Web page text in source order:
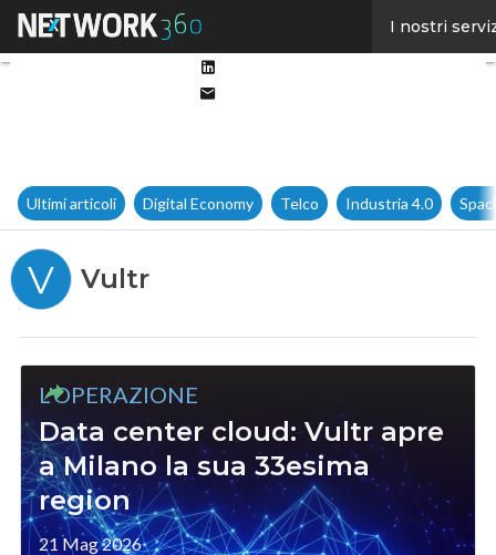
I nostri
Ultimi articoli Digital Economy Telco Industria 4.0
V Vultr
L'OPERAZIONE
Data center cloud: Vultr apre
a Milano la sua 33esima
region
21 Mag 2026